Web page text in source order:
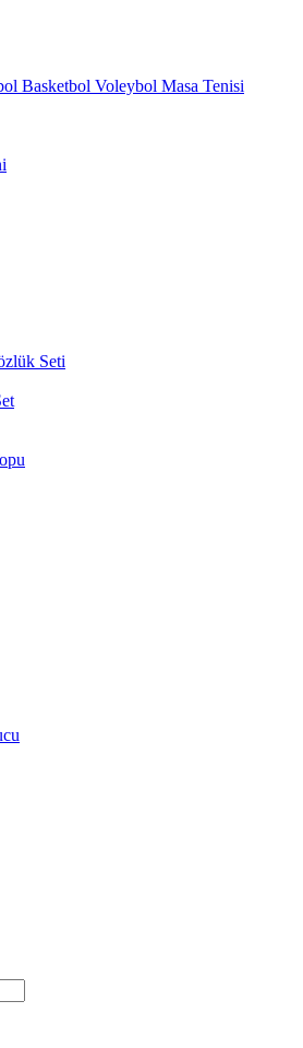
Basketbol Voleybol Masa Tenisi
Seti